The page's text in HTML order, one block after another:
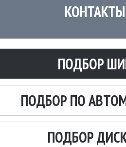
КОНТАКТЫ
ПОДБОР
ПОДБОР ПО
ПОДБОР